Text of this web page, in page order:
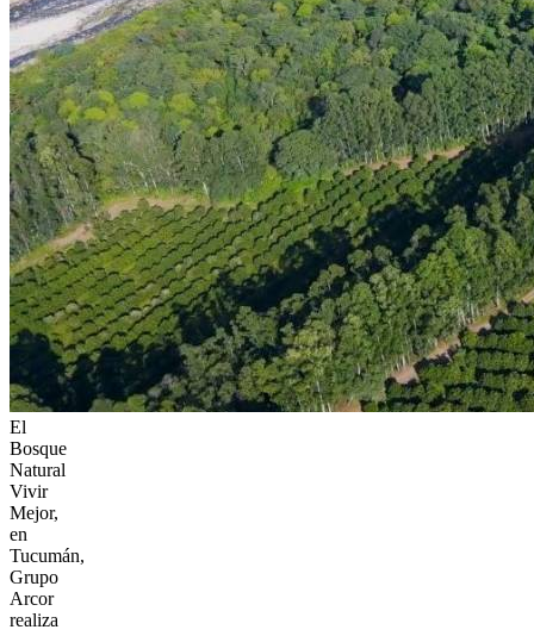
El
Bosque
Natural
Vivir
Mejor,
en
Tucumán,
Grupo
Arcor
realiza